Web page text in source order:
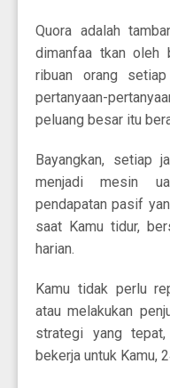
Quora adalah
dimanfaa tkan oleh
ribuan orang
pertanyaan-
peluang besar itu
Bayangkan, setiap
menjadi mesin
pendapatan pasif
saat Kamu tidur,
harian.
Kamu tidak perlu
atau melakukan
strategi yang tepat,
bekerja untuk Kamu,